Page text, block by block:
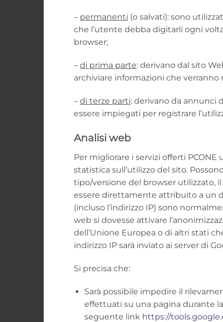
– permanenti (o salvati): sono
che l’utente debba digitarli ogni
browser;
– di prima parte: derivano dal sito
archiviare informazioni che verranno
– di terze parti: derivano da annunci
essere impiegati per registrare
Analisi web
Per migliorare i servizi offerti
statistica sull’utilizzo del sito.
tipo/versione del browser utilizzato,
essere direttamente attribuito a un
(incluso l’indirizzo IP) sono
web si dovesse attivare
dell’Unione Europea o di altri stati
indirizzo IP sarà inviato ai server di
Si precisa che:
Sarà possibile impedire il
effettuati su una pagina durante
seguente link https://